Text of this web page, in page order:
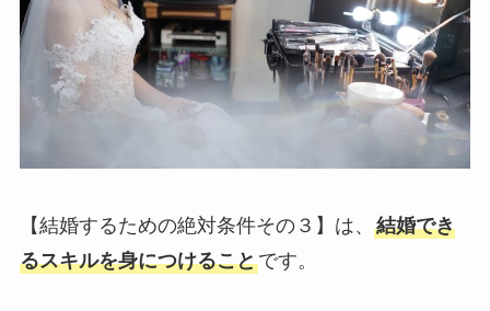
【結婚するための絶対条件その３】は、 結婚でき
るスキルを身につけることです。